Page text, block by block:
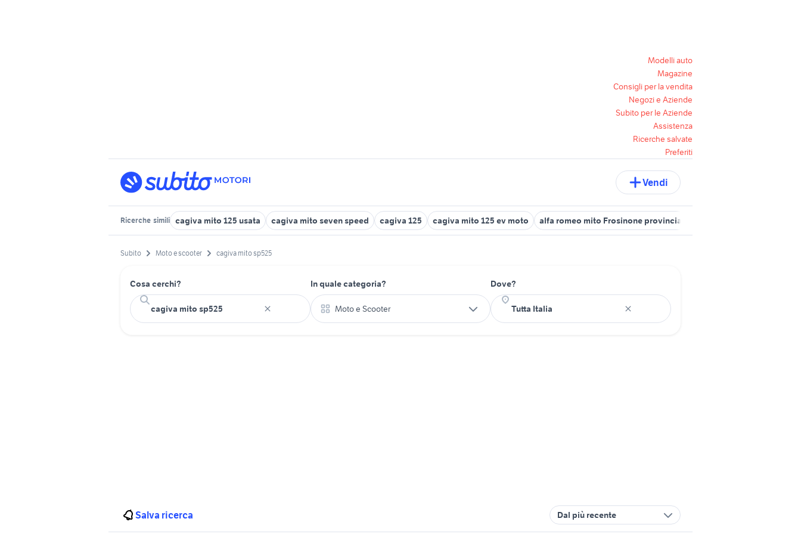
Modelli auto
Magazine
Consigli per la vendita
Negozi e Aziende
Subito per le Aziende
Assistenza
Ricerche salvate
Preferiti
Vendi
Ricerche simili cagiva mito 125 usata cagiva mito seven speed cagiva 125 cagiva mito 125 ev moto alfa romeo mito Frosinone provincia
Subito Moto e scooter cagiva mito sp525
Cosa cerchi? In quale categoria?
Moto e Scooter
Dove?
Salva ricerca Dal più recente